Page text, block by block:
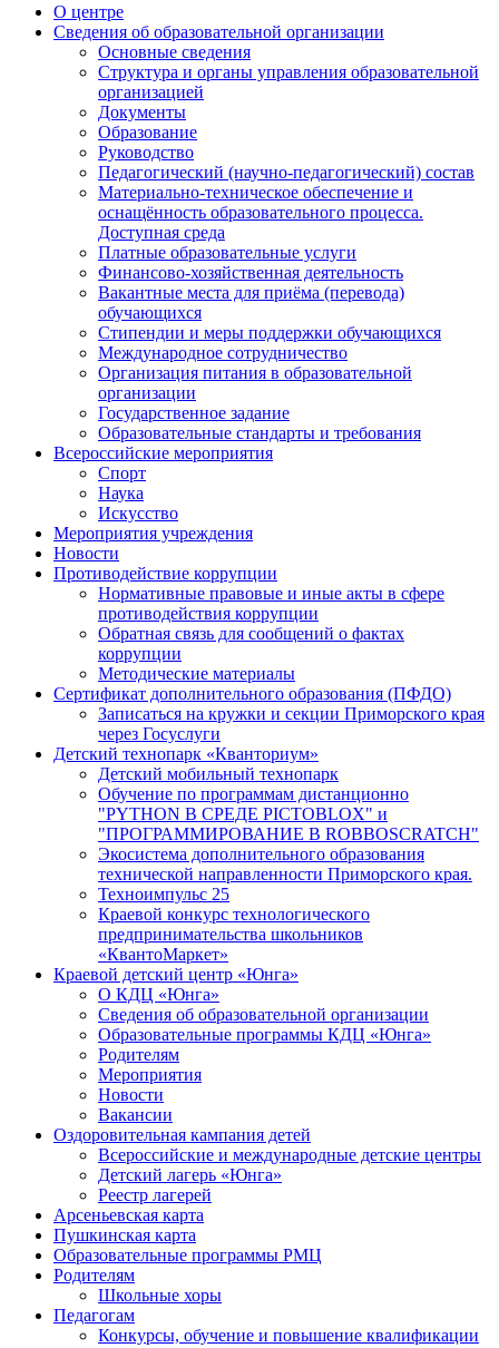
О центре
Сведения об образовательной организации
Основные сведения
Структура и органы управления образовательной
организацией
Документы
Образование
Руководство
Педагогический (научно-педагогический) состав
Материально-техническое обеспечение и
оснащённость образовательного процесса.
Доступная среда
Платные образовательные услуги
Финансово-хозяйственная деятельность
Вакантные места для приёма (перевода)
обучающихся
Стипендии и меры поддержки обучающихся
Международное сотрудничество
Организация питания в образовательной
организации
Государственное задание
Образовательные стандарты и требования
Всероссийские мероприятия
Спорт
Наука
Искусство
Мероприятия учреждения
Новости
Противодействие коррупции
Нормативные правовые и иные акты в сфере
противодействия коррупции
Обратная связь для сообщений о фактах
коррупции
Методические материалы
Сертификат дополнительного образования (ПФДО)
Записаться на кружки и секции Приморского края
через Госуслуги
Детский технопарк «Кванториум»
Детский мобильный технопарк
Обучение по программам дистанционно
"PYTHON В СРЕДЕ PICTOBLOX" и
"ПРОГРАММИРОВАНИЕ В ROBBOSCRATCH"
Экосистема дополнительного образования
технической направленности Приморского края.
Техноимпульс 25
Краевой конкурс технологического
предпринимательства школьников
«КвантоМаркет»
Краевой детский центр «Юнга»
О КДЦ «Юнга»
Сведения об образовательной организации
Образовательные программы КДЦ «Юнга»
Родителям
Мероприятия
Новости
Вакансии
Оздоровительная кампания детей
Всероссийские и международные детские центры
Детский лагерь «Юнга»
Реестр лагерей
Арсеньевская карта
Пушкинская карта
Образовательные программы РМЦ
Родителям
Школьные хоры
Педагогам
Конкурсы, обучение и повышение квалификации